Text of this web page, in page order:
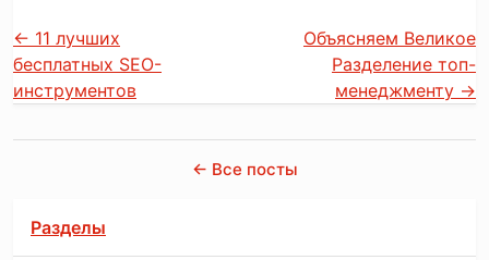
← 11 лучших
бесплатных SEO-
инструментов
Объясняем Великое
Разделение топ-
менеджменту →
← Все посты
Разделы